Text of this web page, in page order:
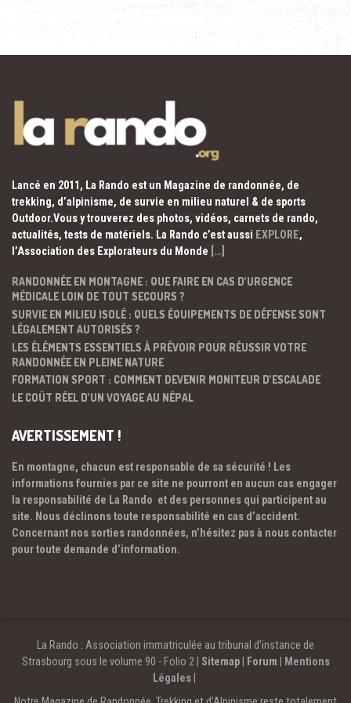
Lancé en 2011, La Rando est un Magazine de randonnée, de
trekking, d’alpinisme, de survie en milieu naturel & de sports
Outdoor.Vous y trouverez des photos, vidéos, carnets de rando,
actualités, tests de matériels. La Rando c’est aussi EXPLORE,
l’Association des Explorateurs du Monde […]
RANDONNÉE EN MONTAGNE : QUE FAIRE EN CAS D’URGENCE
MÉDICALE LOIN DE TOUT SECOURS ?
SURVIE EN MILIEU ISOLÉ : QUELS ÉQUIPEMENTS DE DÉFENSE SONT
LÉGALEMENT AUTORISÉS ?
LES ÉLÉMENTS ESSENTIELS À PRÉVOIR POUR RÉUSSIR VOTRE
RANDONNÉE EN PLEINE NATURE
FORMATION SPORT : COMMENT DEVENIR MONITEUR D’ESCALADE
LE COÛT RÉEL D’UN VOYAGE AU NÉPAL
AVERTISSEMENT !
En montagne, chacun est responsable de sa sécurité ! Les
informations fournies par ce site ne pourront en aucun cas engager
la responsabilité de La Rando et des personnes qui participent au
site. Nous déclinons toute responsabilité en cas d’accident.
Concernant nos sorties randonnées, n’hésitez pas à nous contacter
pour toute demande d’information.
La Rando : Association immatriculée au tribunal d’instance de
Strasbourg sous le volume 90 - Folio 2 | Sitemap| Forum
Mentions
Légales